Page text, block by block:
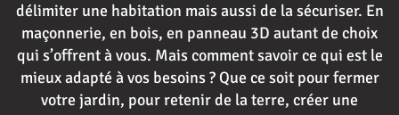
délimiter une habitation mais aussi de la sécuriser. En
maçonnerie, en bois, en panneau 3D autant de choix
qui s’offrent à vous. Mais comment savoir ce qui est le
mieux adapté à vos besoins ? Que ce soit pour fermer
votre jardin, pour retenir de la terre, créer une